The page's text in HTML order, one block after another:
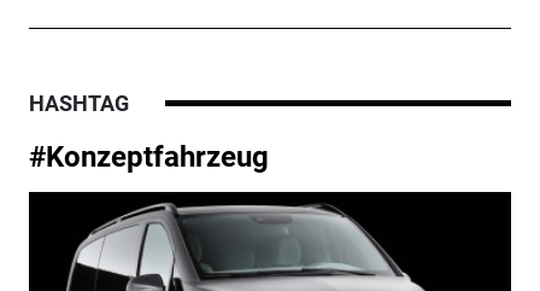
HASHTAG
#Konzeptfahrzeug